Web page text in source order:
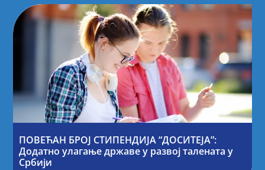
ПОВЕЋАН БРОЈ СТИПЕНДИЈА “ДОСИТЕЈА”:
Додатно улагање државе у развој талената у
Србији